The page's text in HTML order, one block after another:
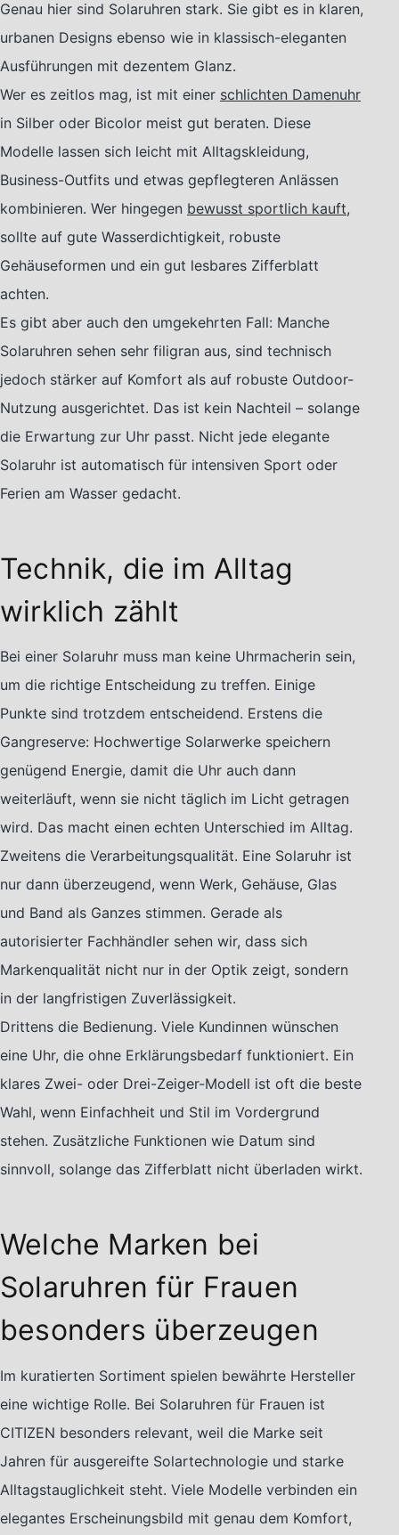
Genau hier sind Solaruhren stark. Sie gibt es in klaren,
urbanen Designs ebenso wie in klassisch-eleganten
Ausführungen mit dezentem Glanz.
Wer es zeitlos mag, ist mit einer schlichten Damenuhr
in Silber oder Bicolor meist gut beraten. Diese
Modelle lassen sich leicht mit Alltagskleidung,
Business-Outfits und etwas gepflegteren Anlässen
kombinieren. Wer hingegen bewusst sportlich kauft,
sollte auf gute Wasserdichtigkeit, robuste
Gehäuseformen und ein gut lesbares Zifferblatt
achten.
Es gibt aber auch den umgekehrten Fall: Manche
Solaruhren sehen sehr filigran aus, sind technisch
jedoch stärker auf Komfort als auf robuste Outdoor-
Nutzung ausgerichtet. Das ist kein Nachteil – solange
die Erwartung zur Uhr passt. Nicht jede elegante
Solaruhr ist automatisch für intensiven Sport oder
Ferien am Wasser gedacht.
Technik, die im Alltag
wirklich zählt
Bei einer Solaruhr muss man keine Uhrmacherin sein,
um die richtige Entscheidung zu treffen. Einige
Punkte sind trotzdem entscheidend. Erstens die
Gangreserve: Hochwertige Solarwerke speichern
genügend Energie, damit die Uhr auch dann
weiterläuft, wenn sie nicht täglich im Licht getragen
wird. Das macht einen echten Unterschied im Alltag.
Zweitens die Verarbeitungsqualität. Eine Solaruhr ist
nur dann überzeugend, wenn Werk, Gehäuse, Glas
und Band als Ganzes stimmen. Gerade als
autorisierter Fachhändler sehen wir, dass sich
Markenqualität nicht nur in der Optik zeigt, sondern
in der langfristigen Zuverlässigkeit.
Drittens die Bedienung. Viele Kundinnen wünschen
eine Uhr, die ohne Erklärungsbedarf funktioniert. Ein
klares Zwei- oder Drei-Zeiger-Modell ist oft die beste
Wahl, wenn Einfachheit und Stil im Vordergrund
stehen. Zusätzliche Funktionen wie Datum sind
sinnvoll, solange das Zifferblatt nicht überladen wirkt.
Welche Marken bei
Solaruhren für Frauen
besonders überzeugen
Im kuratierten Sortiment spielen bewährte Hersteller
eine wichtige Rolle. Bei Solaruhren für Frauen ist
CITIZEN besonders relevant, weil die Marke seit
Jahren für ausgereifte Solartechnologie und starke
Alltagstauglichkeit steht. Viele Modelle verbinden ein
elegantes Erscheinungsbild mit genau dem Komfort,